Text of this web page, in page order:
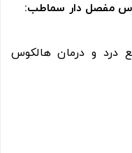
مفصل دار سماطب:
درد و درمان هالکوس